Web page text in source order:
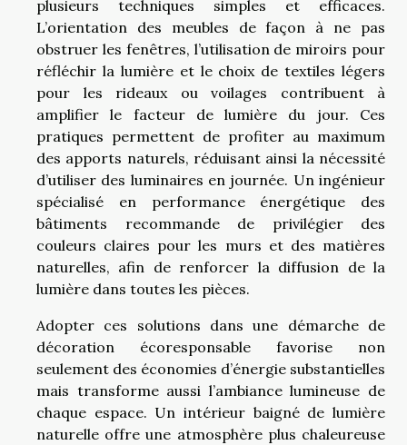
plusieurs techniques simples et efficaces.
L’orientation des meubles de façon à ne pas
obstruer les fenêtres, l’utilisation de miroirs pour
réfléchir la lumière et le choix de textiles légers
pour les rideaux ou voilages contribuent à
amplifier le facteur de lumière du jour. Ces
pratiques permettent de profiter au maximum
des apports naturels, réduisant ainsi la nécessité
d’utiliser des luminaires en journée. Un ingénieur
spécialisé en performance énergétique des
bâtiments recommande de privilégier des
couleurs claires pour les murs et des matières
naturelles, afin de renforcer la diffusion de la
lumière dans toutes les pièces.
Adopter ces solutions dans une démarche de
décoration écoresponsable favorise non
seulement des économies d’énergie substantielles
mais transforme aussi l’ambiance lumineuse de
chaque espace. Un intérieur baigné de lumière
naturelle offre une atmosphère plus chaleureuse